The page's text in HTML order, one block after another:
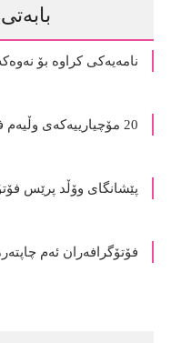
نامەیەکی کراوە بۆ
20 مۆچیارییەکەی وڵیەم فۆکنەر لەمەڕ نووسین
پێشانگای وۆڵد پرێس
فۆتۆگرافەران ئەم